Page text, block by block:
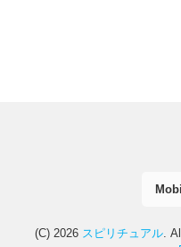
(C) 2026 スピリチュアル.